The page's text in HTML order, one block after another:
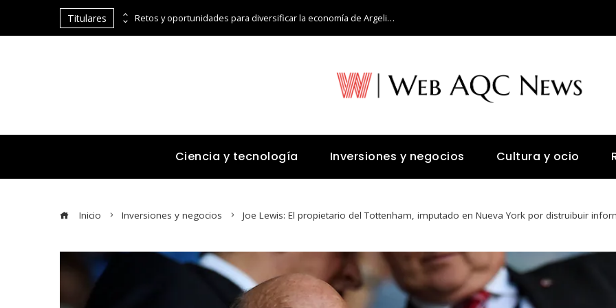
Titulares Retos y oportunidades para diversificar la economía de Argelia más allá del petróleo
Ciencia y tecnología Inversiones y negocios Cultura y ocio
Inicio Inversiones y negocios Joe Lewis: El propietario del Tottenham, imputado en Nueva York por distruibuir